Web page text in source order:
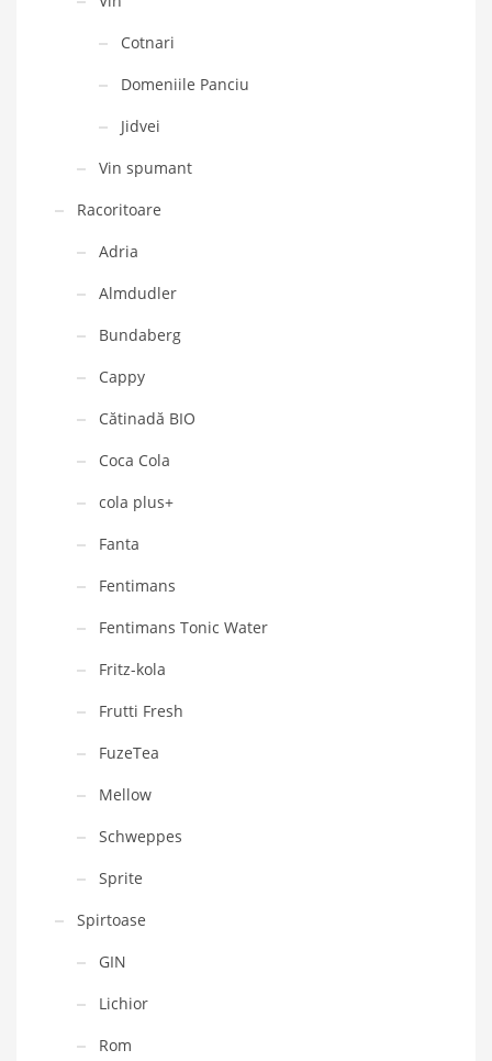
Cotnari
Domeniile Panciu
Jidvei
Vin spumant
Racoritoare
Adria
Almdudler
Bundaberg
Cappy
Cătinadă BIO
Coca Cola
cola plus+
Fanta
Fentimans
Fentimans Tonic Water
Fritz-kola
Frutti Fresh
FuzeTea
Mellow
Schweppes
Sprite
Spirtoase
GIN
Lichior
Rom